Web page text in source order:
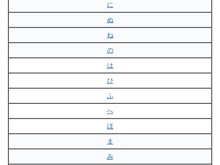
に
ぬ
ね
の
は
ひ
ふ
へ
ほ
ま
み